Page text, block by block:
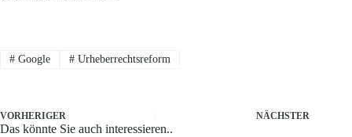
#Google #Urheberrechtsreform
VORHERIGER NÄCHSTER
Das könnte Sie auch interessieren..